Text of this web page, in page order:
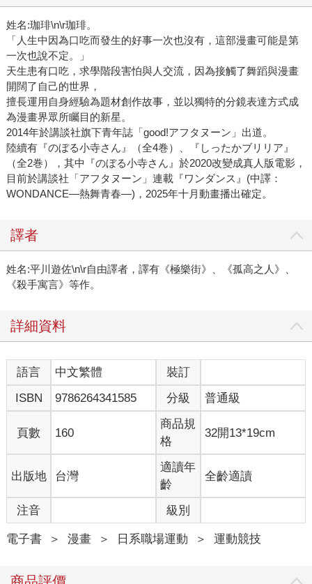
姓名:珈琲\n\r珈琲。
「人生中因為口吃而發生的好事一次也沒有，這部漫畫可能是第
一次也說不定。」
天生患有口吃，求學階段害怕與人交流，因為接觸了舞蹈與漫畫
開闊了自己的世界，
擅長運用自身經驗為題材創作故事，並以獨特的分鏡表達方式成
為漫畫界眾所矚目的新星。
2014年於講談社旗下青年誌「good!アフタヌーン」出道。
陸續有『のぼる小寺さん』（全4巻）、『しったかブリリア』
（全2巻），其中『のぼる小寺さん』於2020改變成真人版電影，
目前於講談社「アフタヌーン」連載『ワンダンス』(中譯：
WONDANCE—熱舞青春—)，2025年十月動畫播出確定。
譯者
姓名:平川遊佐\n\r自由譯者，譯有《極樂街》、《孤高之人》、
《殺手寓言》等作。
詳細資料
語言 中文繁體
裝訂
ISBN
9786264341585 分級 普通級
頁數 160
商品規
格
32開13*19cm
出版地 台灣
適讀年
齡
全齡適讀
注音 級別
電子書 ＞ 漫畫 ＞ 日系職場運動 ＞ 運動競技